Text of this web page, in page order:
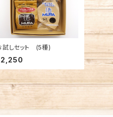
試しセット (5種)